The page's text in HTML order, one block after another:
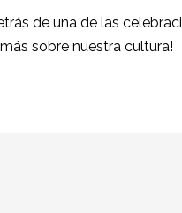
de una de las
sobre nuestra cultura!